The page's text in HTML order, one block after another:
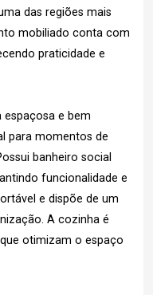
das regiões mais
mobiliado conta com
praticidade e
e bem
para momentos de
banheiro social
funcionalidade e
e dispõe de um
A cozinha é
otimizam o espaço